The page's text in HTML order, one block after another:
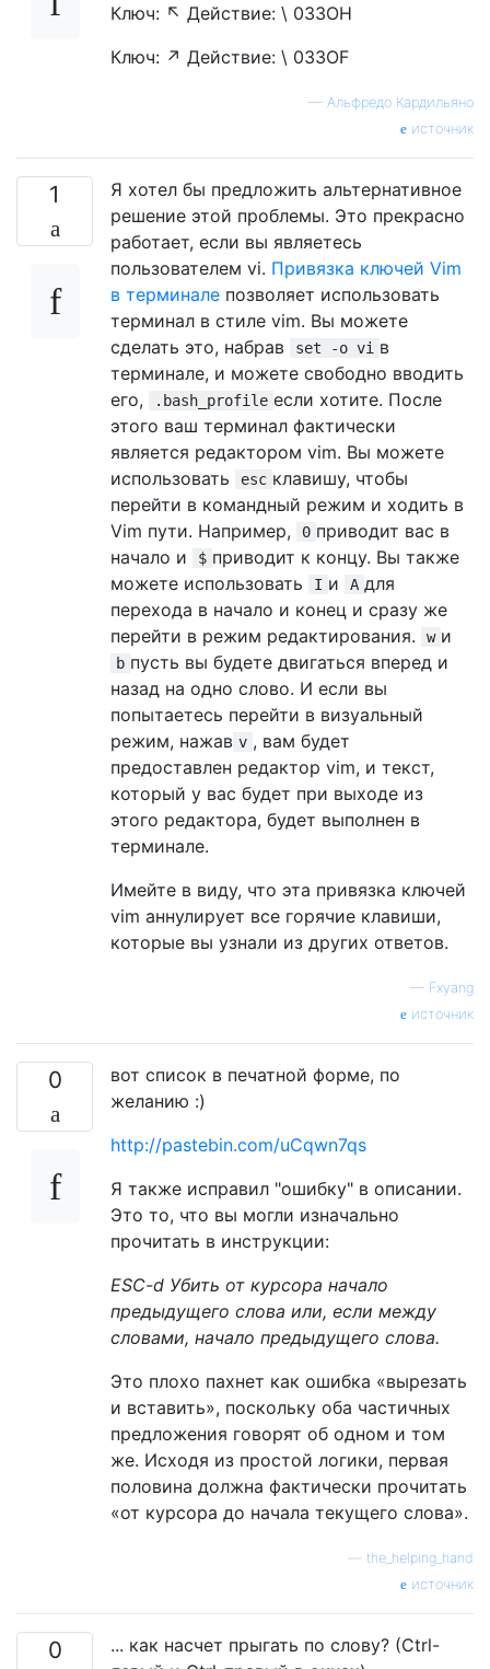
Ключ: ↖ Действие: \ 033OH
Ключ: ↗ Действие: \ 033OF
— Альфредо Кардильяно
источник
1
Я хотел бы предложить альтернативное
решение этой проблемы. Это прекрасно
работает, если вы являетесь
пользователем vi. Привязка ключей Vim
в терминале позволяет использовать
терминал в стиле vim. Вы можете
сделать это, набрав
set -o vi в
терминале, и можете свободно вводить
его,
.bash_profile если хотите. После
этого ваш терминал фактически
является редактором vim. Вы можете
использовать
esc клавишу, чтобы
перейти в командный режим и ходить в
Vim пути. Например,
0 приводит вас в
начало и
$ приводит к концу. Вы также
можете использовать
I и A для
перехода в начало и конец и сразу же
перейти в режим редактирования.
w и
b пусть вы будете двигаться вперед и
назад на одно слово. И если вы
попытаетесь перейти в визуальный
режим, нажав v , вам будет
предоставлен редактор vim, и текст,
который у вас будет при выходе из
этого редактора, будет выполнен в
терминале.
Имейте в виду, что эта привязка ключей
vim аннулирует все горячие клавиши,
которые вы узнали из других ответов.
— Fxyang
источник
0
вот список в печатной форме, по
желанию :)
http://pastebin.com/uCqwn7qs
Я также исправил "ошибку" в описании.
Это то, что вы могли изначально
прочитать в инструкции:
ESC-d Убить от курсора начало
предыдущего слова или, если между
словами, начало предыдущего слова.
Это плохо пахнет как ошибка «вырезать
и вставить», поскольку оба частичных
предложения говорят об одном и том
же. Исходя из простой логики, первая
половина должна фактически прочитать
«от курсора до начала текущего слова».
the_helping_hand
источник
0
... как насчет прыгать по слову? (Ctrl-